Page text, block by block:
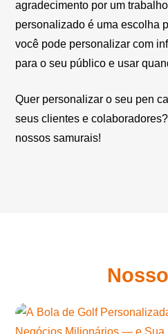
agradecimento por um
personalizado é uma escolha
você pode personalizar com
para o seu público e usar
Quer personalizar o seu pen
seus clientes e
nossos samurais!